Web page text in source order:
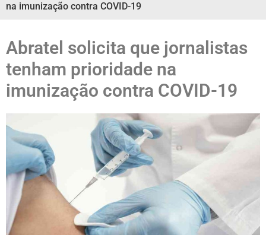
na imunização contra COVID-19
Abratel solicita que jornalistas
tenham prioridade na
imunização contra COVID-19